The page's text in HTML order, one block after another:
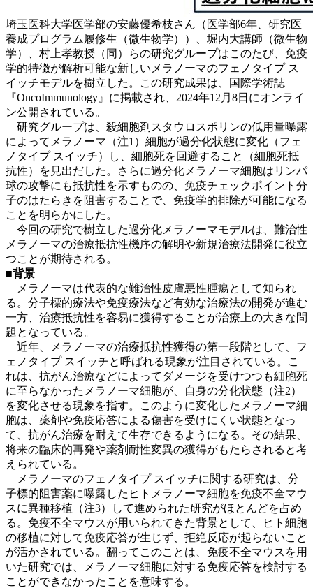
埼玉医科大学医学部の安藤優希枝さん（医学部6年、研究医
養成プログラム履修生（微生物学））、堀内大講師（微生物
学）、村上孝教授（同）らの研究グループはこのたび、免疫
学的特徴が解析可能な新しいメラノーマのフェノタイプ ス
イッチモデルを樹立した。この研究成果は、国際学術誌
『OncoImmunology』に掲載され、2024年12月8日にオンライ
ン公開されている。
研究グループは、殺細胞剤スタウロスポリンの低用量曝露
によってメラノーマ（注1）細胞が過分化状態に変化（フェ
ノタイプ スイッチ）し、細胞死を回避すること（細胞死抵
抗性）を見出だした。さらに過分化メラノーマ細胞はリンパ
球の攻撃にも抵抗性を示すものの、免疫チェックポイント分
子のはたらきを阻害することで、免疫学的排除が可能になる
ことを明らかにした。
今回の研究で樹立した過分化メラノーマモデルは、難治性
メラノーマの治療抵抗性機序の解明や新規治療法開発に役立
つことが期待される。
■背景
メラノーマは代表的な難治性皮膚悪性腫瘍として知られ
る。分子標的療法や免疫療法など有効な治療法の開発が進む
一方、治療抵抗性を容易に獲得することが治療上の大きな問
題となっている。
近年、メラノーマの治療抵抗性獲得の第一段階として、フ
ェノタイプ スイッチと呼ばれる現象が注目されている。こ
れは、抗がん治療などによってダメージを受けつつも細胞死
に至らなかったメラノーマ細胞が、自身の分化状態（注2）
を変化させる現象を指す。このように変化したメラノーマ細
胞は、薬剤や免疫応答による傷害を受けにくい状態となっ
て、抗がん治療を耐えて生存できるようになる。その結果、
将来の臨床的再発や薬剤耐性変異の獲得がもたらされると考
えられている。
メラノーマのフェノタイプ スイッチに関する研究は、分
子標的阻害薬に曝露したヒトメラノーマ細胞を免疫不全マウ
スに異種移植（注3）して進められた研究がほとんどを占め
る。免疫不全マウスが用いられてきた背景として、ヒト細胞
の移植に対して免疫応答が生じず、拒絶反応が起らないこと
が活かされている。翻ってこのことは、免疫不全マウスを用
いた研究では、メラノーマ細胞に対する免疫応答を検討する
ことができなかったことを意味する。